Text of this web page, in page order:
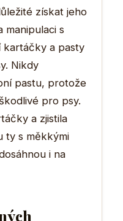
získat jeho
manipulaci s
kartáčky a pasty
Nikdy
pastu, protože
pro psy.
a zjistila
ty s měkkými
i na